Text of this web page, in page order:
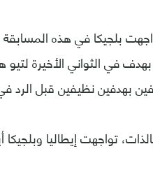
نصف النهائي 3-2 بهدف في الثواني
بهدفين نظيفين قبل الرد في
تواجهت إيطاليا وبلجيكا